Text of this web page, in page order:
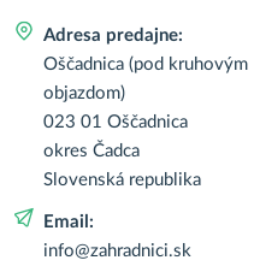
Adresa predajne:
Oščadnica (pod kruhovým
objazdom)
023 01 Oščadnica
okres Čadca
Slovenská republika
Email:
info@zahradnici.sk